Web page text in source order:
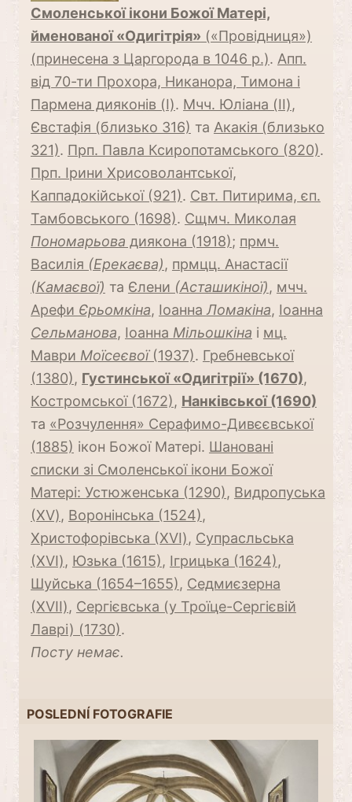
Смоленської ікони Божої Матері,
йменованої «Одигітрія» («Провідниця»)
(принесена з Царгорода в 1046 р.). Апп.
від 70-ти Прохора, Никанора, Тимона і
Пармена дияконів (I). Мчч. Юліана (II),
Євстафія (близько 316) та Акакія (близько
321). Прп. Павла Ксиропотамського (820).
Прп. Ірини Хрисоволантської,
Каппадокійської (921). Свт. Питирима, єп.
Тамбовського (1698). Сщмч. Миколая
Пономарьова диякона (1918); прмч.
Василія (Ерекаєва), прмцц. Анастасії
(Камаєвої) та Єлени (Асташикіної), мчч.
Арефи Єрьомкіна, Іоанна Ломакіна, Іоанна
Сельманова, Іоанна Мільошкіна і мц.
Маври Моїсеєвої(1937). Гребневської
(1380), Густинської «Одигітрії» (1670),
Костромської (1672), Нанківської (1690)
та «Розчулення» Серафимо-Дивєєвської
(1885) ікон Божої Матері. Шановані
списки зі Смоленської ікони Божої
Матері: Устюженська (1290), Видропуська
(ХV), Воронінська (1524),
Христофорівська (ХVI), Супрасльська
(ХVI), Юзька (1615), Ігрицька (1624),
Шуйська (1654–1655), Седмиєзерна
(ХVII), Сергієвська (у Троїце-Сергієвій
Лаврі) (1730).
Посту немає.
POSLEDNÍ FOTOGRAFIE